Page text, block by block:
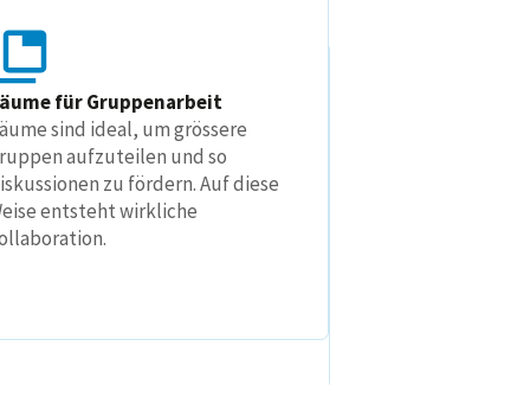
für Gruppenarbeit
sind ideal, um grössere
aufzuteilen und so
zu fördern. Auf diese
entsteht wirkliche